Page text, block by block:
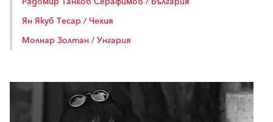
Ян Якуб Тесар / Чехия
Молнар Золтан / Унгария